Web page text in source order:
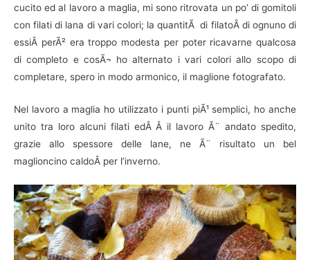
cucito ed al lavoro a maglia, mi sono ritrovata un po’ di gomitoli
con filati di lana di vari colori; la quantitÃ di filatoÂ di ognuno di
essiÂ perÃ² era troppo modesta per poter ricavarne qualcosa
di completo e cosÃ¬ ho alternato i vari colori allo scopo di
completare, spero in modo armonico, il maglione fotografato.
Nel lavoro a maglia ho utilizzato i punti piÃ¹ semplici, ho anche
unito tra loro alcuni filati edÂ Â il lavoro Ã¨ andato spedito,
grazie allo spessore delle lane, ne Ã¨ risultato un bel
maglioncino caldoÂ per l’inverno.